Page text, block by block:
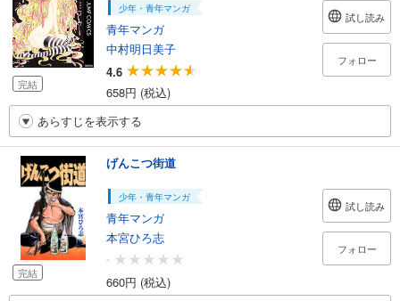
完結
少年・青年マンガ
青年マンガ
中村明日美子
4.6
658円 (税込)
試し読み
フォロー
あらすじを表示する
完結
げんこつ街道
少年・青年マンガ
青年マンガ
本宮ひろ志
-
660円 (税込)
試し読み
フォロー